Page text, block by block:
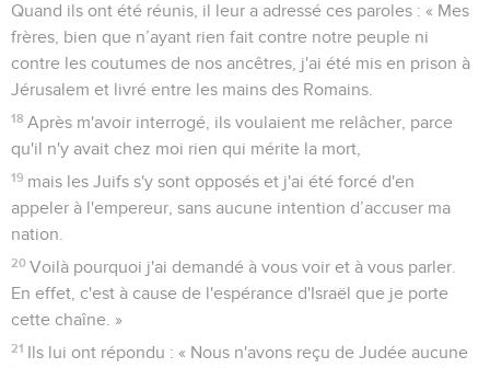
Quand ils ont été réunis, il leur a adressé ces paroles : « Mes
frères, bien que n’ayant rien fait contre notre peuple ni
contre les coutumes de nos ancêtres, j'ai été mis en prison à
Jérusalem et livré entre les mains des Romains.
18 Après m'avoir interrogé, ils voulaient me relâcher, parce
qu'il n'y avait chez moi rien qui mérite la mort,
19 mais les Juifs s'y sont opposés et j'ai été forcé d'en
appeler à l'empereur, sans aucune intention d’accuser ma
nation.
20 Voilà pourquoi j'ai demandé à vous voir et à vous parler.
En effet, c'est à cause de l'espérance d'Israël que je porte
cette chaîne. »
21 Ils lui ont répondu : « Nous n'avons reçu de Judée aucune